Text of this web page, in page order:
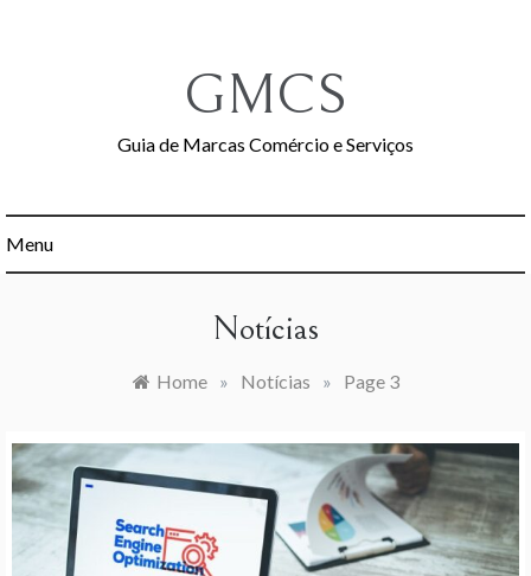
GMCS
Guia de Marcas Comércio e Serviços
Menu
Notícias
Home » Notícias » Page 3